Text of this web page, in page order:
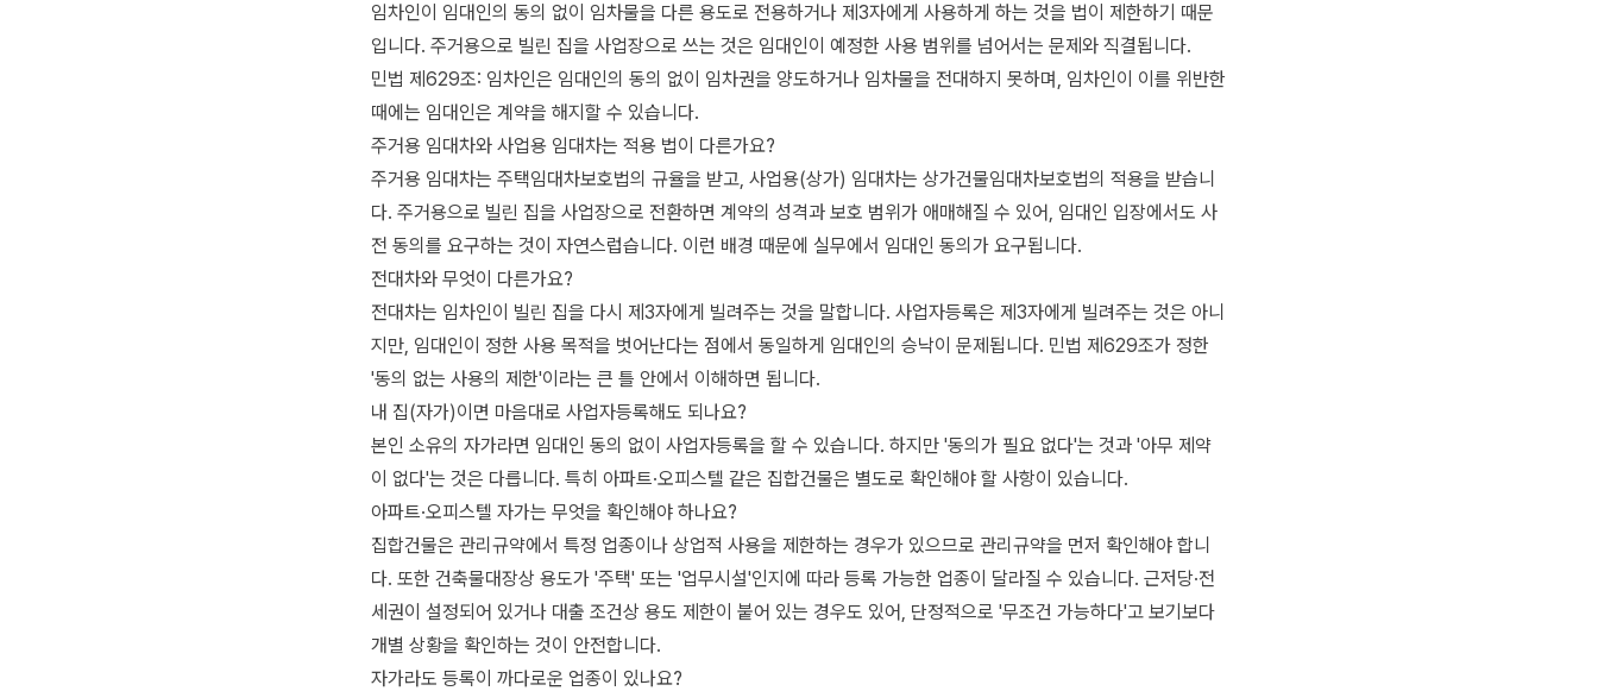
임차인이 임대인의 동의 없이 임차물을 다른 용도로 전용하거나 제3자에게 사용하게 하는 것을 법이 제한하기 때문
입니다. 주거용으로 빌린 집을 사업장으로 쓰는 것은 임대인이 예정한 사용 범위를 넘어서는 문제와 직결됩니다.
민법 제629조: 임차인은 임대인의 동의 없이 임차권을 양도하거나 임차물을 전대하지 못하며, 임차인이 이를 위반한
때에는 임대인은 계약을 해지할 수 있습니다.
주거용 임대차와 사업용 임대차는 적용 법이 다른가요?
주거용 임대차는 주택임대차보호법의 규율을 받고, 사업용(상가) 임대차는 상가건물임대차보호법의 적용을 받습니
다. 주거용으로 빌린 집을 사업장으로 전환하면 계약의 성격과 보호 범위가 애매해질 수 있어, 임대인 입장에서도 사
전 동의를 요구하는 것이 자연스럽습니다. 이런 배경 때문에 실무에서 임대인 동의가 요구됩니다.
전대차와 무엇이 다른가요?
전대차는 임차인이 빌린 집을 다시 제3자에게 빌려주는 것을 말합니다. 사업자등록은 제3자에게 빌려주는 것은 아니
지만, 임대인이 정한 사용 목적을 벗어난다는 점에서 동일하게 임대인의 승낙이 문제됩니다. 민법 제629조가 정한
'동의 없는 사용의 제한'이라는 큰 틀 안에서 이해하면 됩니다.
내 집(자가)이면 마음대로 사업자등록해도 되나요?
본인 소유의 자가라면 임대인 동의 없이 사업자등록을 할 수 있습니다. 하지만 '동의가 필요 없다'는 것과 '아무 제약
이 없다'는 것은 다릅니다. 특히 아파트·오피스텔 같은 집합건물은 별도로 확인해야 할 사항이 있습니다.
아파트·오피스텔 자가는 무엇을 확인해야 하나요?
집합건물은 관리규약에서 특정 업종이나 상업적 사용을 제한하는 경우가 있으므로 관리규약을 먼저 확인해야 합니
다. 또한 건축물대장상 용도가 '주택' 또는 '업무시설'인지에 따라 등록 가능한 업종이 달라질 수 있습니다. 근저당·전
세권이 설정되어 있거나 대출 조건상 용도 제한이 붙어 있는 경우도 있어, 단정적으로 '무조건 가능하다'고 보기보다
개별 상황을 확인하는 것이 안전합니다.
자가라도 등록이 까다로운 업종이 있나요?